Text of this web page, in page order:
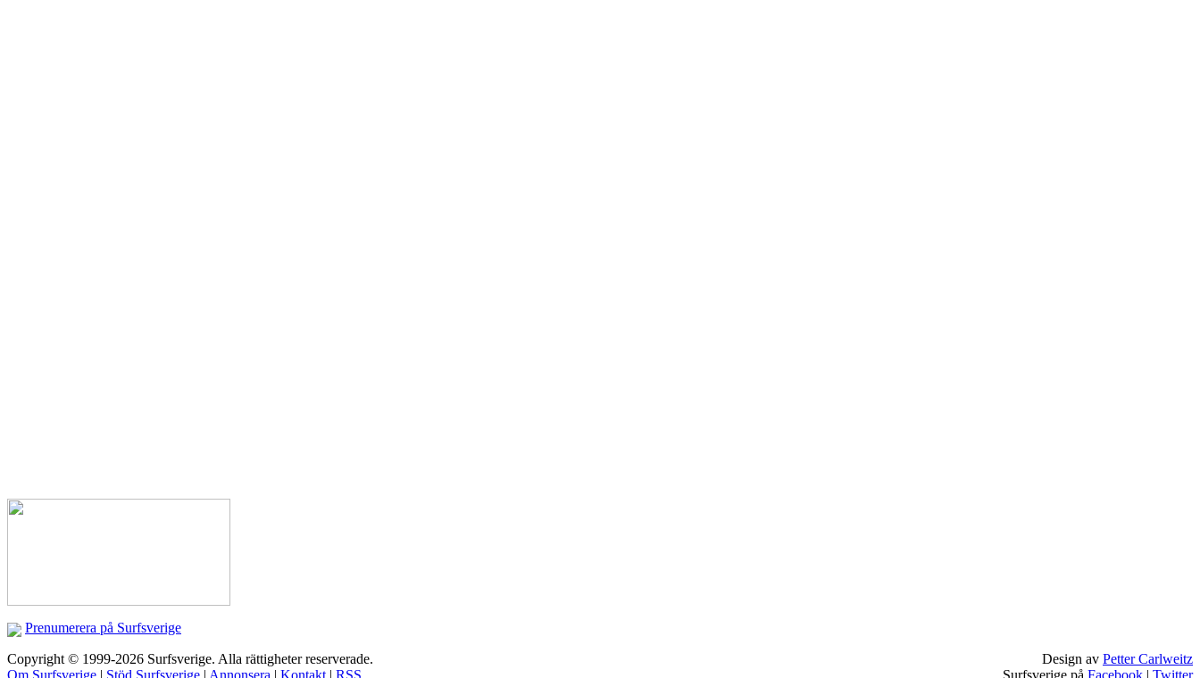
Prenumerera på Surfsverige
Copyright © 1999-2026 Surfsverige. Alla rättigheter reserverade. Design av Petter Carlweitz
Om Surfsverige | Stöd Surfsverige | Annonsera | Kontakt | RSS Surfsverige på Facebook | Twitter